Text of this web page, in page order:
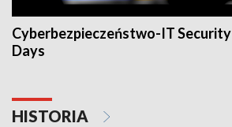
Cyberbezpieczeństwo-IT Security
Days
HISTORIA